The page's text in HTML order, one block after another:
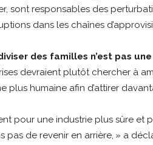
sont responsables des
dans les chaînes
des familles n’est pas
devraient plutôt chercher à
plus humaine afin d’attirer
pour une industrie plus sûre et
pas de revenir en arrière, » a